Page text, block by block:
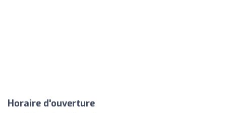
Horaire d'ouverture